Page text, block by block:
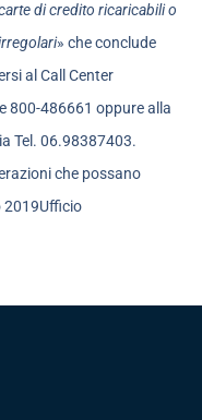
di credito ricaricabili o
» che conclude
al Call Center
800-486661 oppure alla
Tel. 06.98387403.
che possano
2019Ufficio